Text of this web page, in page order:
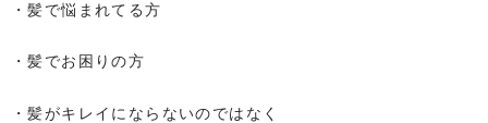
・髪で悩まれてる方
・髪でお困りの方
・髪がキレイにならないのではなく